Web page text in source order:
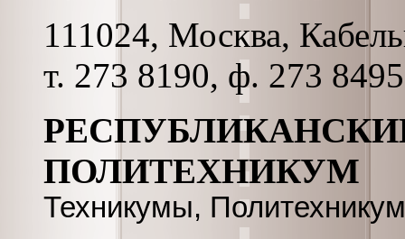
111024, Москва,
т. 273 8190, ф. 273
ПОЛИТЕХНИКУМ
Техникумы,